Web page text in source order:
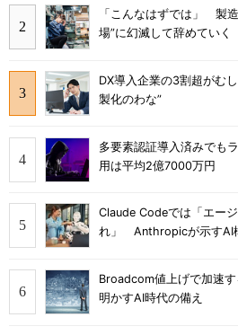
「こんなはずでは」 製
場”に幻滅して辞めていく
DX導入企業の3割超がむ
製化のわな”
多要素認証導入済みでも
用は平均2億7000万円
Claude Codeでは「エー
れ」 Anthropicが示すAI
Broadcom値上げで加速
明かすAI時代の備え